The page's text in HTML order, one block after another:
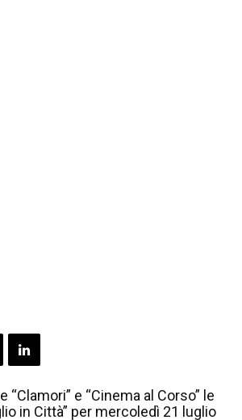
“Clamori” e “Cinema al Corso” le
in Città” per mercoledì 21 luglio